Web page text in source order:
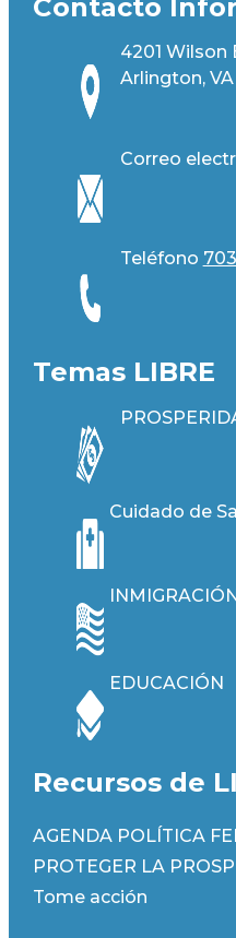
Contacto
4201 Wilson
Arlington,
Correo
Teléfono
Temas LIBRE
Cuidado de
EDUCACIÓN
Recursos de
AGENDA POLÍTICA
PROTEGER LA
Tome acción